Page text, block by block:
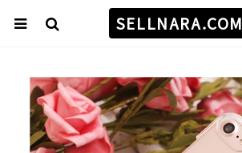
SELLNARA.COM